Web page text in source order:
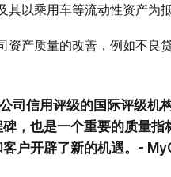
以乘用车等流动性资产为
资产质量的改善，例如不良
司信用评级的国际评级机
，也是一个重要的质量指
户开辟了新的机遇。-